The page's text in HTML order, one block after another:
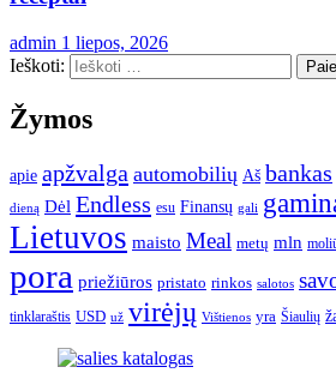
admin 1 liepos, 2026
Ieškoti:
Žymos
apie apžvalga automobilių Aš bankas
dieną Dėl Endless esu Finansų gali
Lietuvos maisto Meal metų mln
pora priežiūros pristato rinkos salotos
tinklaraštis USD už virėjų Vištienos yra Šiaulių